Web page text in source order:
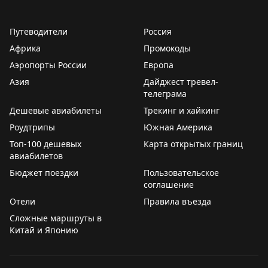
2PAXfly
Путеводители
Россия
Африка
Промокоды
Аэропорты России
Европа
Азия
Дайджест тревел-
телеграма
Дешевые авиабилеты
Трекинг и хайкинг
Роудтрипы
Южная Америка
Топ-100 дешевых
авиабилетов
Карта открытых границ
Бюджет поездки
Пользовательское
соглашение
Отели
Правила въезда
Сложные маршруты в
Китай и Японию